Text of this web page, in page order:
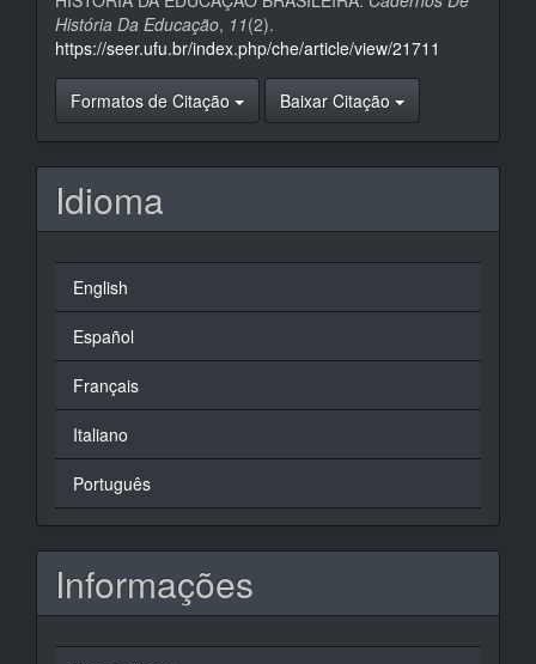
História Da Educação, 11(2).
https://seer.ufu.br/index.php/che/article/view/21711
Formatos de Citação Baixar Citação
Idioma
English
Español
Français
Italiano
Português
Informações